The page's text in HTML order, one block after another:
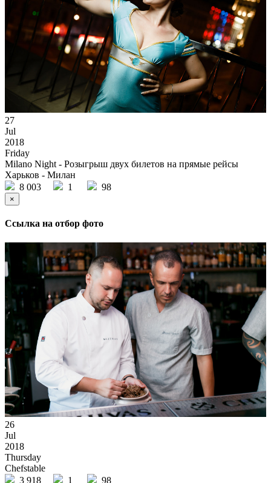
27
Jul
2018
Friday
Milano Night - Розыгрыш двух билетов на прямые рейсы
Харьков - Милан
8 003
1 98
×
Ссылка на отбор фото
26
Jul
2018
Thursday
Сhefstable
3 918
1 98